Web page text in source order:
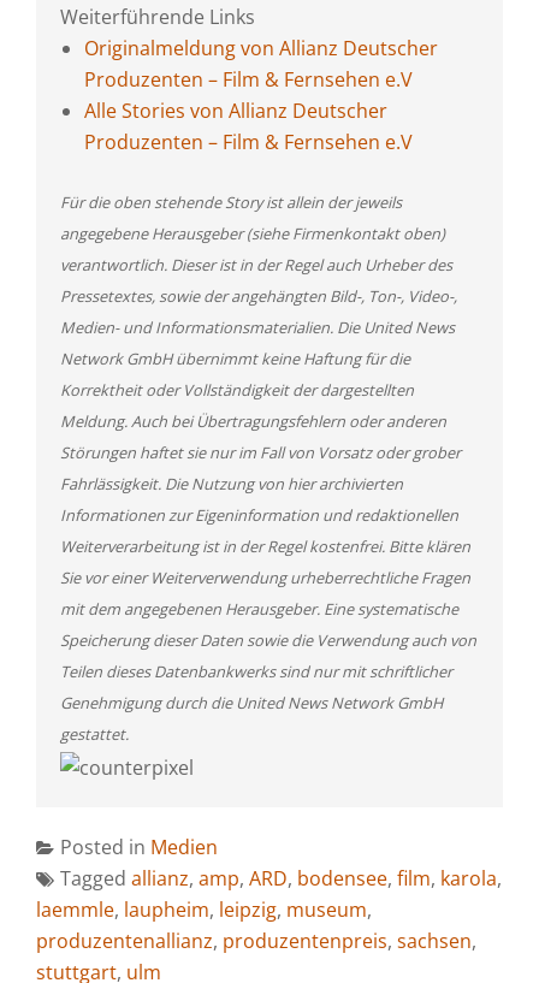
Weiterführende Links
Originalmeldung von Allianz Deutscher
Produzenten – Film & Fernsehen e.V
Alle Stories von Allianz Deutscher
Produzenten – Film & Fernsehen e.V
Für die oben stehende Story ist allein der jeweils
angegebene Herausgeber (siehe Firmenkontakt oben)
verantwortlich. Dieser ist in der Regel auch Urheber des
Pressetextes, sowie der angehängten Bild-, Ton-, Video-,
Medien- und Informationsmaterialien. Die United News
Network GmbH übernimmt keine Haftung für die
Korrektheit oder Vollständigkeit der dargestellten
Meldung. Auch bei Übertragungsfehlern oder anderen
Störungen haftet sie nur im Fall von Vorsatz oder grober
Fahrlässigkeit. Die Nutzung von hier archivierten
Informationen zur Eigeninformation und redaktionellen
Weiterverarbeitung ist in der Regel kostenfrei. Bitte klären
Sie vor einer Weiterverwendung urheberrechtliche Fragen
mit dem angegebenen Herausgeber. Eine systematische
Speicherung dieser Daten sowie die Verwendung auch von
Teilen dieses Datenbankwerks sind nur mit schriftlicher
Genehmigung durch die United News Network GmbH
gestattet.
Posted in Medien
Tagged allianz, amp, ARD, bodensee, film, karola,
laemmle, laupheim, leipzig, museum,
produzentenallianz, produzentenpreis, sachsen,
stuttgart, ulm